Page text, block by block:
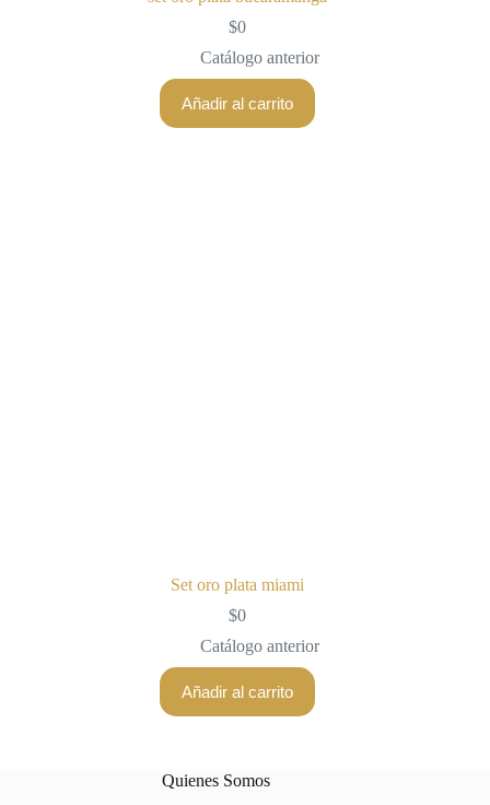
$0
Catálogo anterior
Añadir al carrito
Set oro plata miami
$0
Catálogo anterior
Añadir al carrito
Quienes Somos